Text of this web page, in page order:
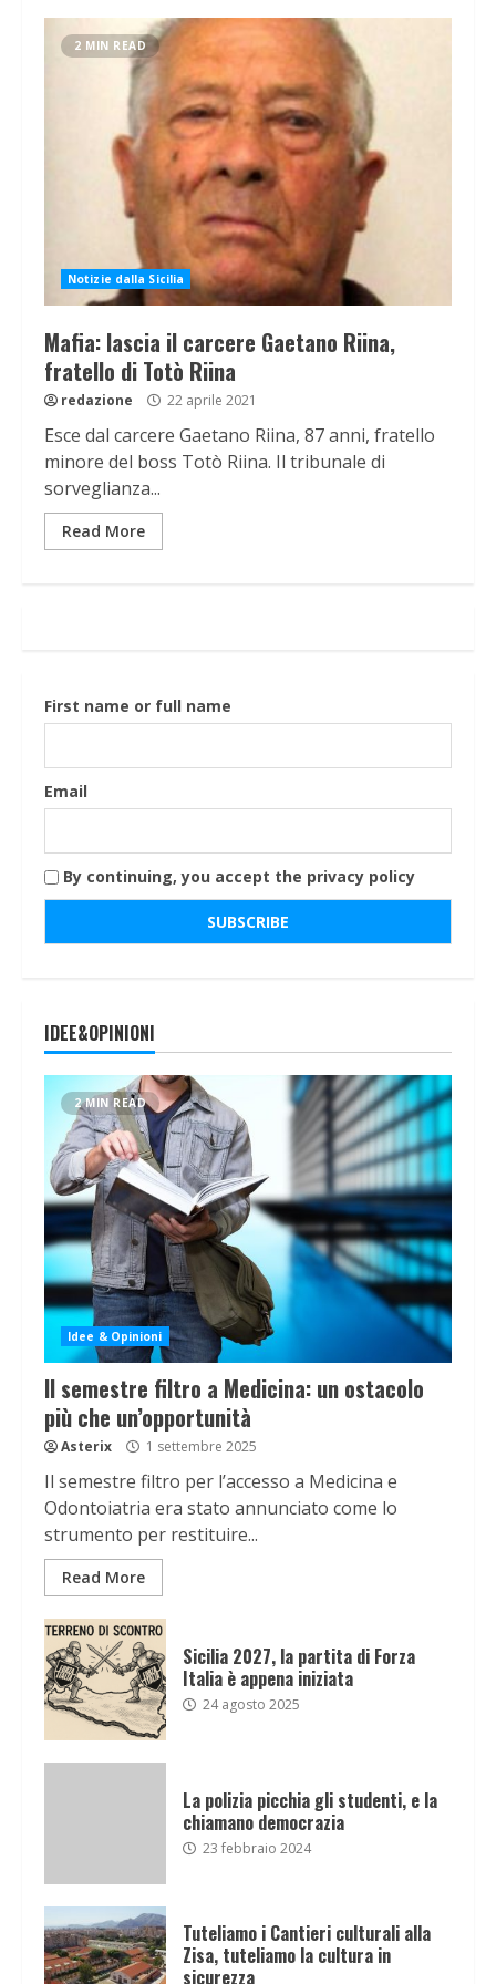
2 MIN READ
Notizie dalla Sicilia
Mafia: lascia il carcere Gaetano Riina,
fratello di Totò Riina
redazione 22 aprile 2021
Esce dal carcere Gaetano Riina, 87 anni, fratello
minore del boss Totò Riina. Il tribunale di
sorveglianza...
Read More
First name or full name
Email
By continuing, you accept the privacy policy
IDEE&OPINIONI
2 MIN READ
Idee & Opinioni
Il semestre filtro a Medicina: un ostacolo
più che un’opportunità
Asterix 1 settembre 2025
Il semestre filtro per l’accesso a Medicina e
Odontoiatria era stato annunciato come lo
strumento per restituire...
Read More
Sicilia 2027, la partita di Forza
Italia è appena iniziata
24 agosto 2025
La polizia picchia gli studenti, e la
chiamano democrazia
23 febbraio 2024
Tuteliamo i Cantieri culturali alla
Zisa, tuteliamo la cultura in
sicurezza